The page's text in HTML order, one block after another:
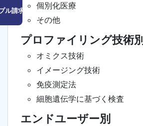
ル請求はこちら個別化医療
その他
プロファイリング技術別
オミクス技術
イメージング技術
免疫測定法
細胞遺伝学に基づく検査
エンドユーザー別